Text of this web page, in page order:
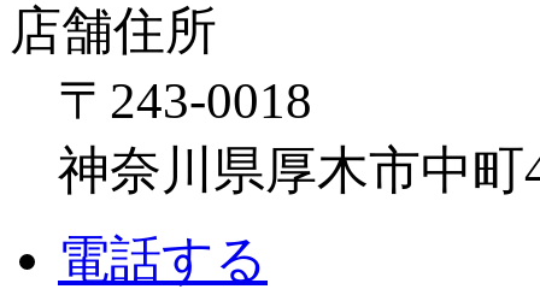
店舗住所
〒243-0018
神奈川県厚木市中町
電話する